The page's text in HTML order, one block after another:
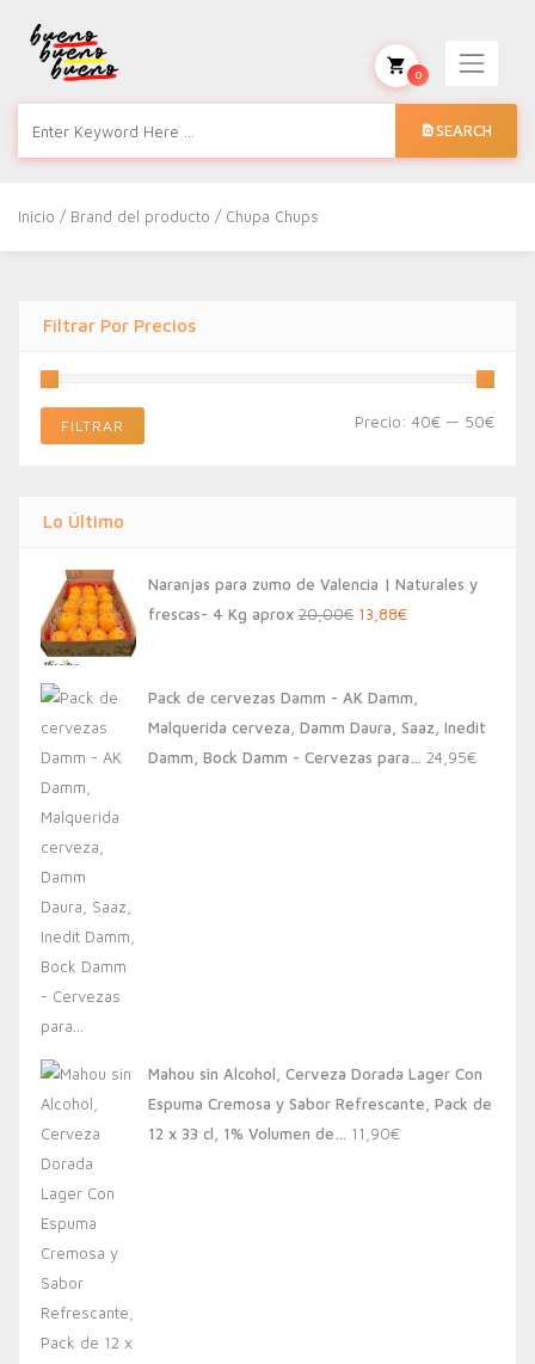
SEARCH
0
Inicio / Brand del producto / Chupa Chups
Filtrar Por Precios
FILTRAR Precio: 40€ — 50€
Lo Último
Naranjas para zumo de Valencia | Naturales y
frescas- 4 Kg aprox 20,00€ El
era:
20,00€.
13,88€El
es:
13,88€.
Pack de cervezas Damm - AK Damm,
Malquerida cerveza, Damm Daura, Saaz, Inedit
Damm, Bock Damm - Cervezas para… 24,95€
Mahou sin Alcohol, Cerveza Dorada Lager Con
Espuma Cremosa y Sabor Refrescante, Pack de
12 x 33 cl, 1% Volumen de… 11,90€